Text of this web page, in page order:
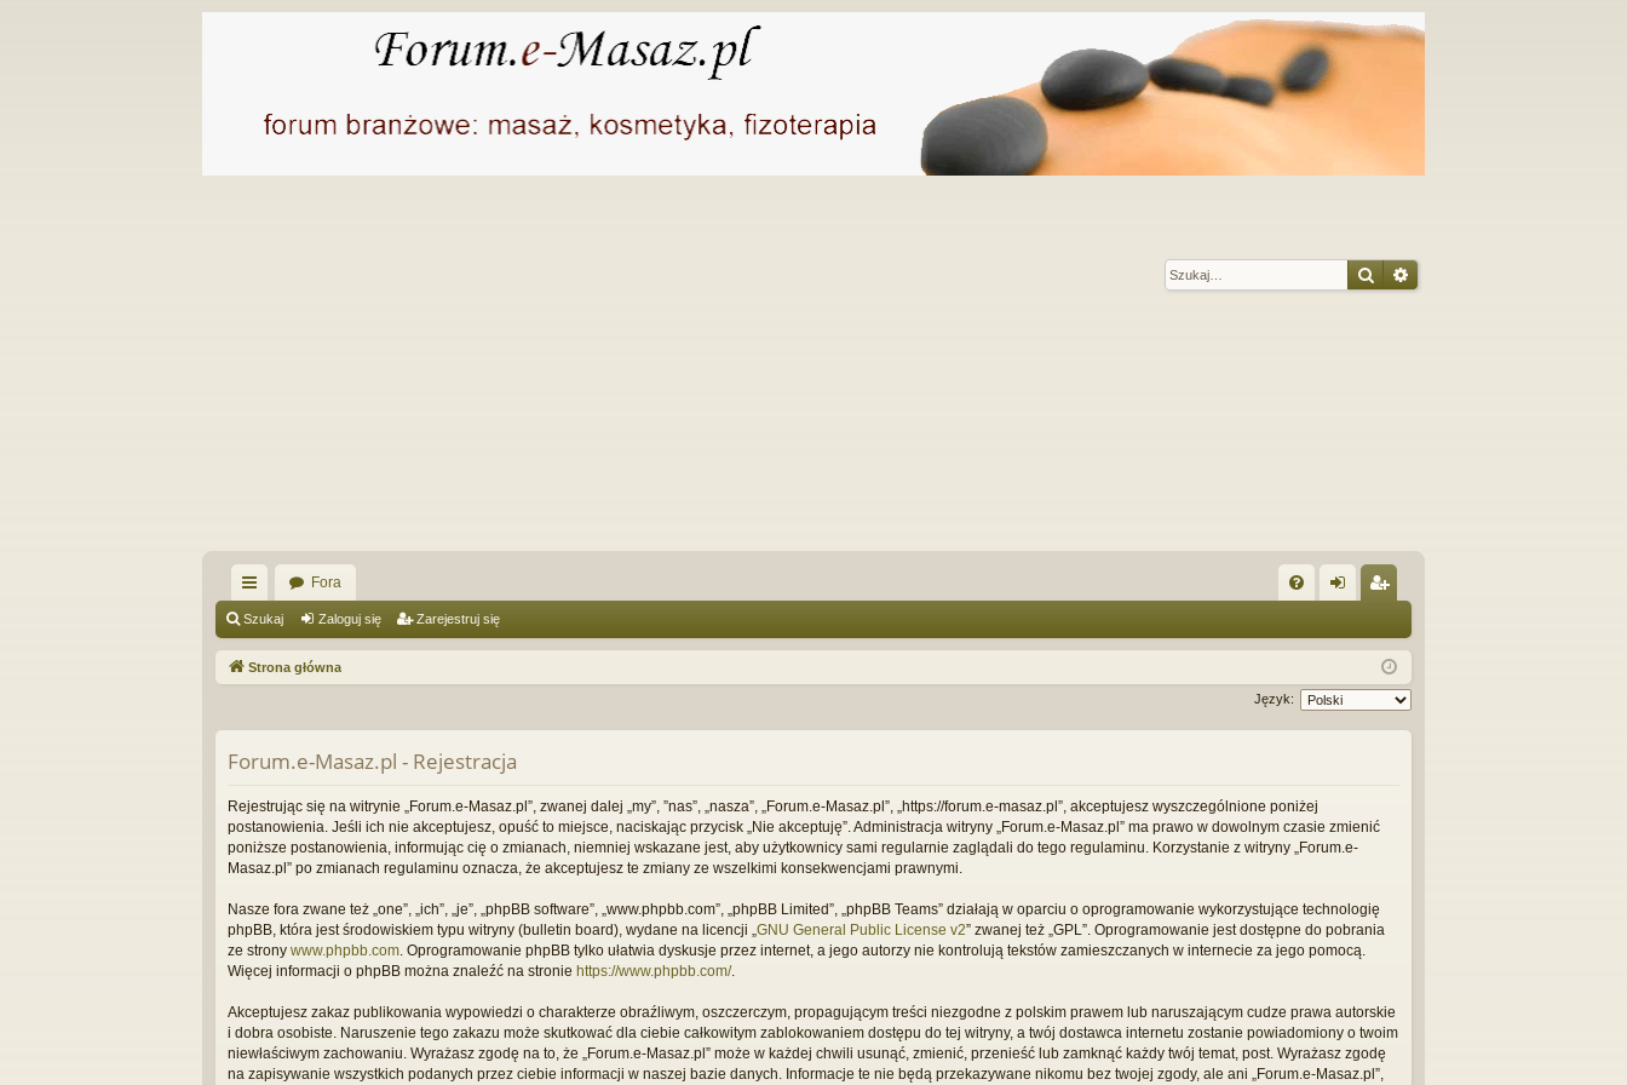
Szukaj
ię
ce
…
Fora
Q og
uj
si
ej
es
tru
ę
Szukaj Zaloguj się Zarejestruj się
Strona główna
Język:
Forum.e-Masaz.pl - Rejestracja
Rejestrując się na witrynie „Forum.e-Masaz.pl”, zwanej dalej „my”, ”nas”, „nasza”, „Forum.e-Masaz.pl”, „https://forum.e-masaz.pl”, akceptujesz wyszczególnione poniżej
postanowienia. Jeśli ich nie akceptujesz, opuść to miejsce, naciskając przycisk „Nie akceptuję”. Administracja witryny „Forum.e-Masaz.pl” ma prawo w dowolnym czasie zmienić
poniższe postanowienia, informując cię o zmianach, niemniej wskazane jest, aby użytkownicy sami regularnie zaglądali do tego regulaminu. Korzystanie z witryny „Forum.e-
Masaz.pl” po zmianach regulaminu oznacza, że akceptujesz te zmiany ze wszelkimi konsekwencjami prawnymi.
Nasze fora zwane też „one”, „ich”, „je”, „phpBB software”, „www.phpbb.com”, „phpBB Limited”, „phpBB Teams” działają w oparciu o oprogramowanie wykorzystujące technologię
phpBB, która jest środowiskiem typu witryny (bulletin board), wydane na licencji „ GNU General Public License v2” zwanej też „GPL”. Oprogramowanie jest dostępne do pobrania
ze strony www.phpbb.com . Oprogramowanie phpBB tylko ułatwia dyskusje przez internet, a jego autorzy nie kontrolują tekstów zamieszczanych w internecie za jego pomocą.
Więcej informacji o phpBB można znaleźć na stronie https://www.phpbb.com/.
Akceptujesz zakaz publikowania wypowiedzi o charakterze obraźliwym, oszczerczym, propagującym treści niezgodne z polskim prawem lub naruszającym cudze prawa autorskie
i dobra osobiste. Naruszenie tego zakazu może skutkować dla ciebie całkowitym zablokowaniem dostępu do tej witryny, a twój dostawca internetu zostanie powiadomiony o twoim
niewłaściwym zachowaniu. Wyrażasz zgodę na to, że „Forum.e-Masaz.pl” może w każdej chwili usunąć, zmienić, przenieść lub zamknąć każdy twój temat, post. Wyrażasz zgodę
na zapisywanie wszystkich podanych przez ciebie informacji w naszej bazie danych. Informacje te nie będą przekazywane nikomu bez twojej zgody, ale ani „Forum.e-Masaz.pl”,